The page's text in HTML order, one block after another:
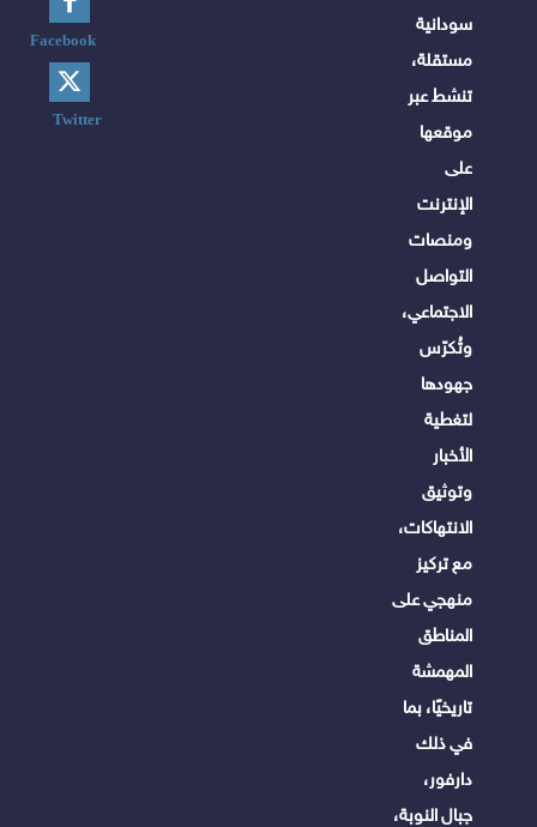
سودانية
مستقلة،
تنشط عبر
موقعها
على
الإنترنت
ومنصات
التواصل
الاجتماعي،
وتُكرّس
جهودها
لتغطية
الأخبار
وتوثيق
الانتهاكات،
مع تركيز
منهجي على
المناطق
المهمشة
تاريخيًا، بما
في ذلك
دارفور،
جبال النوبة،
Facebook
Twitter